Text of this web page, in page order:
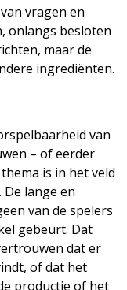
vragen en
onlangs besloten
maar de
ingrediënten.
van
– of eerder
is in het veld
lange en
van de spelers
gebeurt. Dat
dat er
of dat het
productie of het